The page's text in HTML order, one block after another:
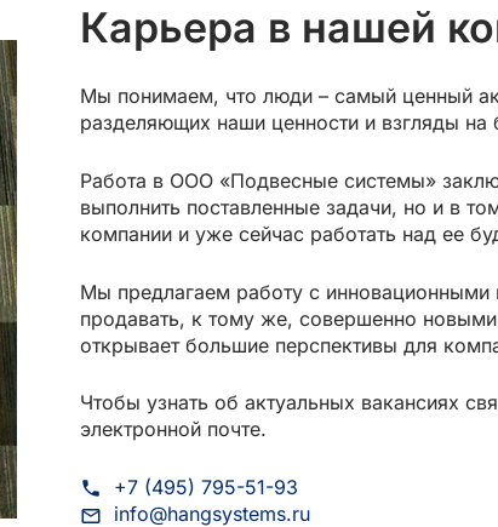
Карьера в нашей
Мы понимаем, что люди – самый ценный
разделяющих наши ценности и взгляды на
Работа в ООО «Подвесные системы»
выполнить поставленные задачи, но и в
компании и уже сейчас работать над ее
Мы предлагаем работу с инновационными
продавать, к тому же, совершенно
открывает большие перспективы для
Чтобы узнать об актуальных вакансиях
электронной почте.
+7 (495) 795-51-93
info@hangsystems.ru